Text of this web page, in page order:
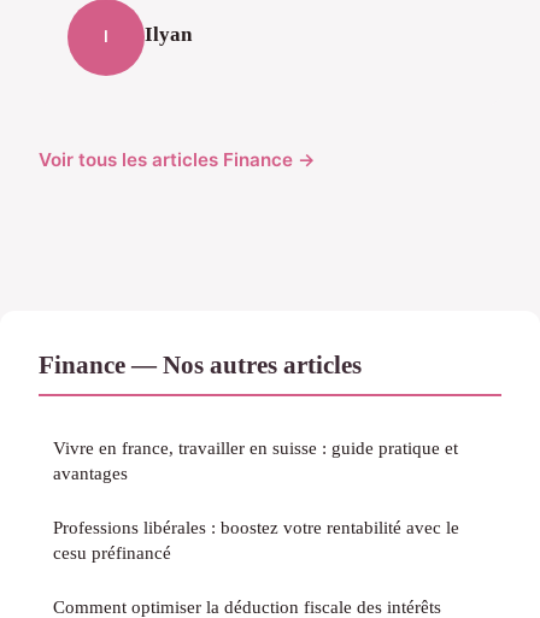
I Ilyan
Voir tous les articles Finance →
Finance — Nos autres articles
Vivre en france, travailler en suisse : guide pratique et
avantages
Professions libérales : boostez votre rentabilité avec le
cesu préfinancé
Comment optimiser la déduction fiscale des intérêts